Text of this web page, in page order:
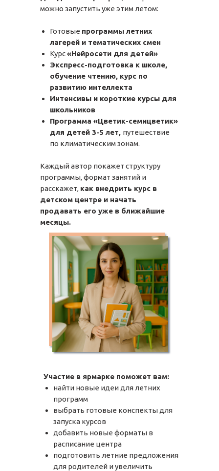
Участие в ярмарке поможет вам:
найти новые идеи для летних
программ
выбрать готовые конспекты для
запуска курсов
добавить новые форматы в
расписание центра
подготовить летние предложения
для родителей и увеличить
можно запустить уже этим летом:
Готовые программы летних
лагерей и тематических смен
Курс«Нейросети для детей»
Экспресс-подготовка к школе,
обучение чтению, курс по
развитию интеллекта
Интенсивы и короткие курсы для
школьников
Программа «Цветик-семицветик»
для детей 3-5 лет, путешествие
по климатическим зонам.
Каждый автор покажет структуру
программы, формат занятий и
расскажет, как внедрить курс в
детском центре и начать
продавать его уже в ближайшие
месяцы.